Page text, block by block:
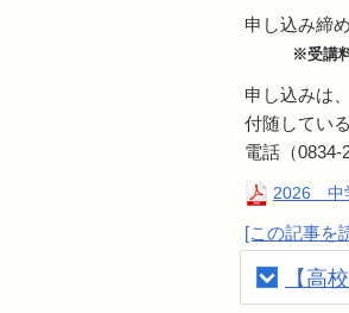
申し込み締
※受講
申し込みは
付随してい
電話（0834-
2026 中
[この記事を
【高